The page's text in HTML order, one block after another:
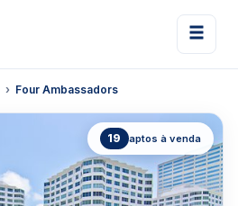
Four Ambassadors
19 aptos à venda